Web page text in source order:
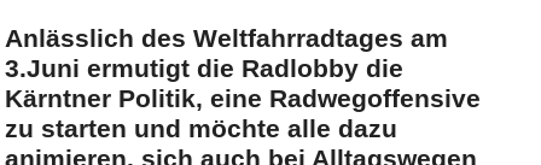
Anlässlich des Weltfahrradtages am
3.Juni ermutigt die Radlobby die
Kärntner Politik, eine Radwegoffensive
zu starten und möchte alle dazu
animieren, sich auch bei Alltagswegen